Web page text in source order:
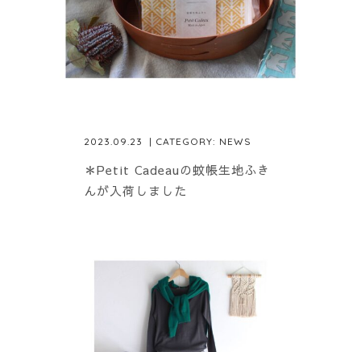
2023.09.23 | CATEGORY: NEWS
＊Petit Cadeauの蚊帳生地ふき
んが入荷しました